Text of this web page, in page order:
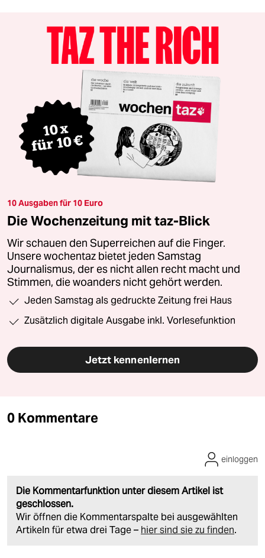
10 Ausgaben für 10 Euro
Die Wochenzeitung mit taz-Blick
Wir schauen den Superreichen auf die Finger.
Unsere wochentaz bietet jeden Samstag
Journalismus, der es nicht allen recht macht und
Stimmen, die woanders nicht gehört werden.
Jeden Samstag als gedruckte Zeitung frei Haus
Zusätzlich digitale Ausgabe inkl. Vorlesefunktion
Jetzt kennenlernen
0 Kommentare
Die Kommentarfunktion unter diesem Artikel ist
geschlossen.
Wir öffnen die Kommentarspalte bei ausgewählten
Artikeln für etwa drei Tage – hier sind sie zu finden.
einloggen